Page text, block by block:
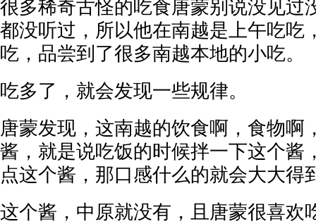
很多稀奇古怪的吃食唐蒙别说没见过
都没听过，所以他在南越是上午吃吃
吃，品尝到了很多南越本地的小吃。
吃多了，就会发现一些规律。
唐蒙发现，这南越的饮食啊，食物啊
酱，就是说吃饭的时候拌一下这个酱
点这个酱，那口感什么的就会大大得
这个酱，中原就没有，且唐蒙很喜欢